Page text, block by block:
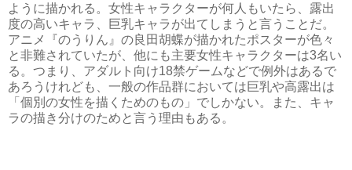
ように描かれる。女性キャラクターが何人もいたら、露出
度の高いキャラ、巨乳キャラが出てしまうと言うことだ。
アニメ『のうりん』の良田胡蝶が描かれたポスターが色々
と非難されていたが、他にも主要女性キャラクターは3名い
る。つまり、アダルト向け18禁ゲームなどで例外はあるで
あろうけれども、一般の作品群においては巨乳や高露出は
「個別の女性を描くためのもの」でしかない。また、キャ
ラの描き分けのためと言う理由もある。